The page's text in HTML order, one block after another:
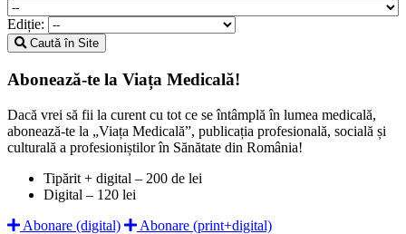
Ediție:
Caută în Site
Abonează-te la Viața Medicală!
Dacă vrei să fii la curent cu tot ce se întâmplă în lumea medicală,
abonează-te la „Viața Medicală”, publicația profesională, socială și
culturală a profesioniștilor în Sănătate din România!
Tipărit + digital – 200 de lei
Digital – 120 lei
Abonare (digital)
Abonare (print+digital)